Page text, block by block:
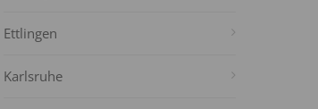
Ettlingen
Karlsruhe